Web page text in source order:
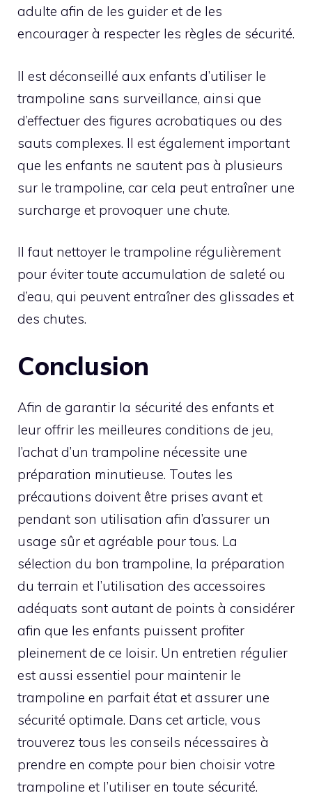
adulte afin de les guider et de les
encourager à respecter les règles de sécurité.
Il est déconseillé aux enfants d’utiliser le
trampoline sans surveillance, ainsi que
d’effectuer des figures acrobatiques ou des
sauts complexes. Il est également important
que les enfants ne sautent pas à plusieurs
sur le trampoline, car cela peut entraîner une
surcharge et provoquer une chute.
Il faut nettoyer le trampoline régulièrement
pour éviter toute accumulation de saleté ou
d’eau, qui peuvent entraîner des glissades et
des chutes.
Conclusion
Afin de garantir la sécurité des enfants et
leur offrir les meilleures conditions de jeu,
l’achat d’un trampoline nécessite une
préparation minutieuse. Toutes les
précautions doivent être prises avant et
pendant son utilisation afin d’assurer un
usage sûr et agréable pour tous. La
sélection du bon trampoline, la préparation
du terrain et l’utilisation des accessoires
adéquats sont autant de points à considérer
afin que les enfants puissent profiter
pleinement de ce loisir. Un entretien régulier
est aussi essentiel pour maintenir le
trampoline en parfait état et assurer une
sécurité optimale. Dans cet article, vous
trouverez tous les conseils nécessaires à
prendre en compte pour bien choisir votre
trampoline et l’utiliser en toute sécurité.